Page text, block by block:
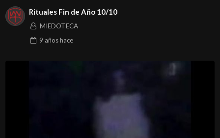
Rituales Fin de Año 10/10
MIEDOTECA
9 añoshace